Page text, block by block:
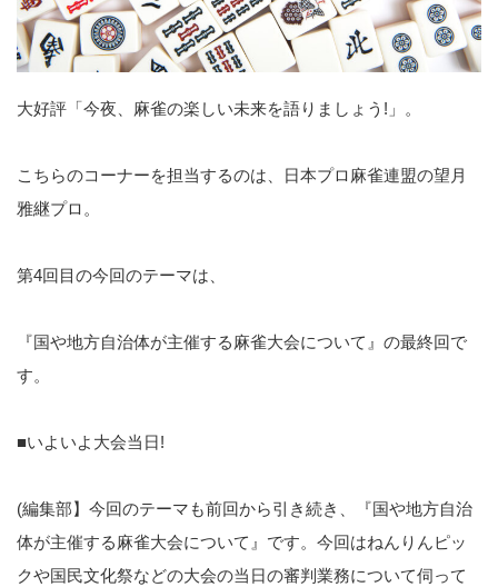
大好評「今夜、麻雀の楽しい未来を語りましょう!」。
こちらのコーナーを担当するのは、日本プロ麻雀連盟の望月
雅継プロ。
第4回目の今回のテーマは、
『国や地方自治体が主催する麻雀大会について』の最終回で
す。
■いよいよ大会当日!
(編集部】今回のテーマも前回から引き続き、『国や地方自治
体が主催する麻雀大会について』です。今回はねんりんピッ
クや国民文化祭などの大会の当日の審判業務について伺って